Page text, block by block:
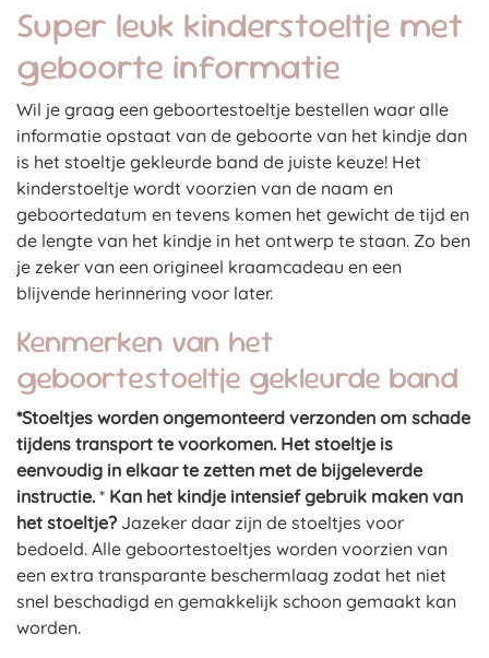
Super leuk kinderstoeltje met
geboorte informatie
Wil je graag een geboortestoeltje bestellen waar alle
informatie opstaat van de geboorte van het kindje dan
is het stoeltje gekleurde band de juiste keuze! Het
kinderstoeltje wordt voorzien van de naam en
geboortedatum en tevens komen het gewicht de tijd en
de lengte van het kindje in het ontwerp te staan. Zo ben
je zeker van een origineel kraamcadeau en een
blijvende herinnering voor later.
Kenmerken van het
geboortestoeltje gekleurde band
*Stoeltjes worden ongemonteerd verzonden om schade
tijdens transport te voorkomen. Het stoeltje is
eenvoudig in elkaar te zetten met de bijgeleverde
instructie. * Kan het kindje intensief gebruik maken van
het stoeltje? Jazeker daar zijn de stoeltjes voor
bedoeld. Alle geboortestoeltjes worden voorzien van
een extra transparante beschermlaag zodat het niet
snel beschadigd en gemakkelijk schoon gemaakt kan
worden.